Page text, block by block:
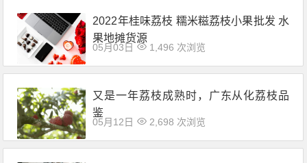
2022年桂味荔枝 糯米糍荔枝小果批发 水
果地摊货源
05月03日 1,496 次浏览
又是一年荔枝成熟时，广东从化荔枝品
鉴
05月12日 2,698 次浏览